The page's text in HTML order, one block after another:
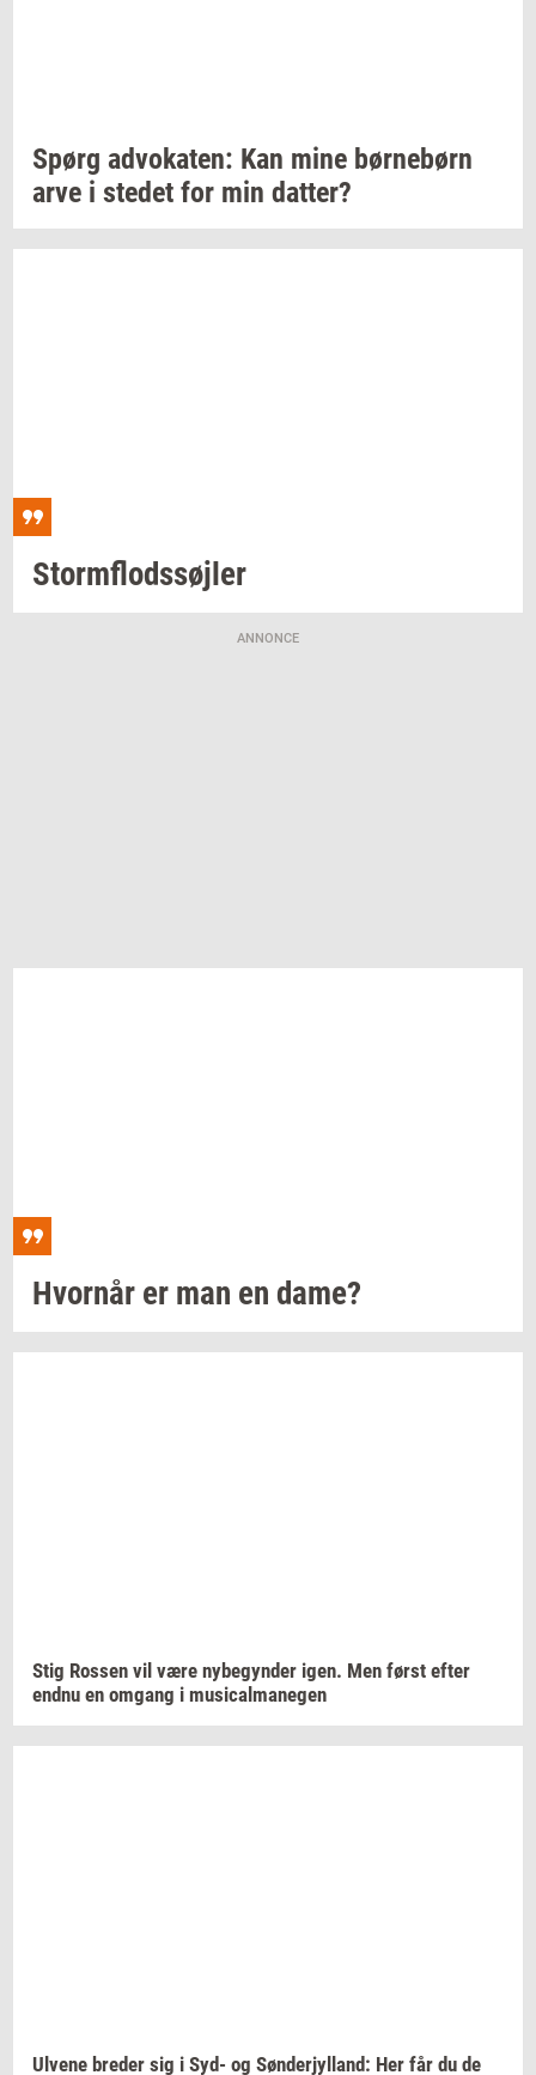
Spørg ad­vo­ka­ten: Kan mine bør­ne­børn
arve i ste­det for min dat­ter?
Storm­flod­s­søj­ler
ANNONCE
Hvor­når er man en dame?
Stig Ros­sen vil være ny­be­gyn­der igen. Men først efter
endnu en om­gang i mu­si­cal­ma­ne­gen
Ul­ve­ne bre­der sig i Syd- og Søn­derjyl­land: Her får du de